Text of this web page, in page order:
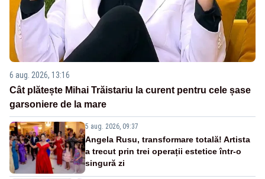
6 aug. 2026, 13:16
Cât plătește Mihai Trăistariu la curent pentru cele șase
garsoniere de la mare
5 aug. 2026, 09:37
Angela Rusu, transformare totală! Artista
a trecut prin trei operații estetice într-o
singură zi